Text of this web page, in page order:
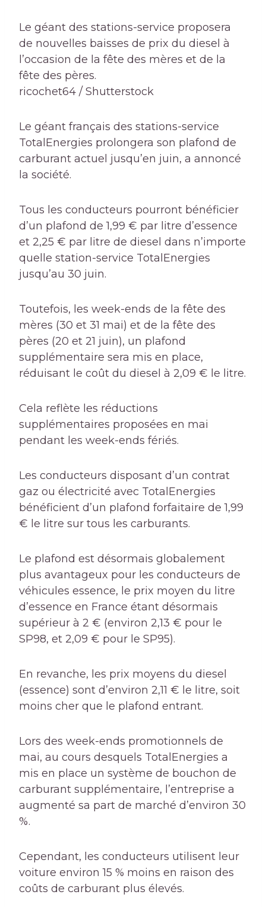
Le géant des stations-service proposera
de nouvelles baisses de prix du diesel à
l’occasion de la fête des mères et de la
fête des pères.
ricochet64 / Shutterstock
Le géant français des stations-service
TotalEnergies prolongera son plafond de
carburant actuel jusqu’en juin, a annoncé
la société.
Tous les conducteurs pourront bénéficier
d’un plafond de 1,99 € par litre d’essence
et 2,25 € par litre de diesel dans n’importe
quelle station-service TotalEnergies
jusqu’au 30 juin.
Toutefois, les week-ends de la fête des
mères (30 et 31 mai) et de la fête des
pères (20 et 21 juin), un plafond
supplémentaire sera mis en place,
réduisant le coût du diesel à 2,09 € le litre.
Cela reflète les réductions
supplémentaires proposées en mai
pendant les week-ends fériés.
Les conducteurs disposant d’un contrat
gaz ou électricité avec TotalEnergies
bénéficient d’un plafond forfaitaire de 1,99
€ le litre sur tous les carburants.
Le plafond est désormais globalement
plus avantageux pour les conducteurs de
véhicules essence, le prix moyen du litre
d’essence en France étant désormais
supérieur à 2 € (environ 2,13 € pour le
SP98, et 2,09 € pour le SP95).
En revanche, les prix moyens du diesel
(essence) sont d’environ 2,11 € le litre, soit
moins cher que le plafond entrant.
Lors des week-ends promotionnels de
mai, au cours desquels TotalEnergies a
mis en place un système de bouchon de
carburant supplémentaire, l’entreprise a
augmenté sa part de marché d’environ 30
%.
Cependant, les conducteurs utilisent leur
voiture environ 15 % moins en raison des
coûts de carburant plus élevés.